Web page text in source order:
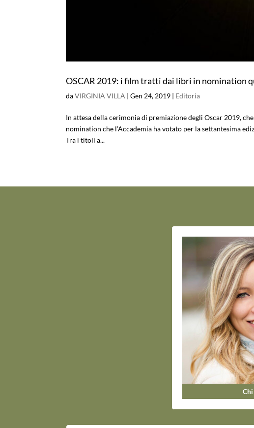
OSCAR 2019: i film tratti dai libri in nomination
daVIRGINIA VILLA |Gen 24, 2019 | Editoria
In attesa della cerimonia di premiazione degli Oscar 2019,
nomination che l’Accademia ha votato per la settantesima
Tra i titoli a...